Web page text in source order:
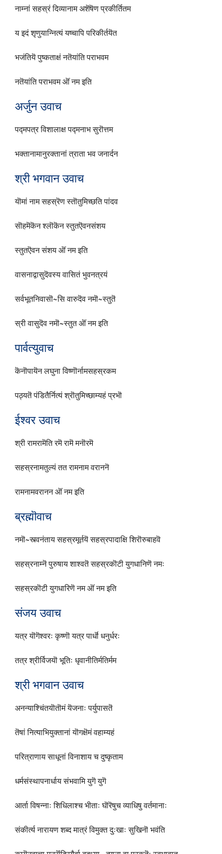
नाम्नां सहस्रं दिव्यानाम अशॆषॆण प्रकीर्तितम
य इदं शृणुयान्नित्यं यष्चापि परिकीर्तयॆत
भजंतियॆ पुष्कताक्षं नतॆयांति पराभवम
नतॆयांति पराभवम ऒं नम इति
अर्जुन उवाच
पद्मपत्र विशालाक्ष पद्मनाभ सुरॊत्तम
भक्तानामानुरक्तानां त्राता भव जनार्दन
श्री भगवान उवाच
यॊमां नाम सहस्रॆण स्तॊतुमिच्छति पांदव
सॊहमॆकॆन श्लॊकॆन स्तुत‌ऎवनसंशय
स्तुत‌ऎवन संशय ऒं नम इति
वासनाद्वासुदॆवस्य वासितं भुवनत्रयं
सर्वभूतनिवासॊ~सि वारुदॆव नमॊ~स्तुतॆ
स्री वासुदॆव नमॊ~स्तुत ऒं नम इति
पार्वत्युवाच
कॆनॊपायॆन लघुना विष्णॊर्नामसहस्रकम
पठ्यतॆ पंडितैर्नित्यं श्रॊतुमिच्छाम्यहं प्रभॊ
ईश्वर उवाच
श्री रामरामॆति रमॆ रामॆ मनॊरमॆ
सहस्रनामतुल्यं तत रामनाम वराननॆ
रामनामवरानन ऒं नम इति
ब्रह्मॊवाच
नमॊ~स्त्वनंताय सहस्रमूर्तयॆ सहस्रपादाक्षि शिरॊरुबाहवॆ
सहस्रनाम्नॆ पुरुषाय शाश्वतॆ सहस्रकॊटी युगधानिणॆ नमः
सहस्रकॊटी युगधारिणॆ नम ऒं नम इति
संजय उवाच
यत्र यॊगॆश्वरः कृष्णॊ यत्र पार्धॊ धनुर्धरः
तत्र श्रीर्विजयॊ भूतिः धृवानीतिर्मतिर्मम
श्री भगवान उवाच
अनन्याश्चिंतयॊतॊमं यॆजनाः पर्युपासतॆ
तॆषां नित्याभियुक्तानां यॊगक्षॆमं वहाम्यहं
परित्राणाय साधूनां विनाशाय च दुष्कृताम
धर्मसंस्थापनार्धाय संभवामि युगॆ युगॆ
आर्ता विषन्नाः शिधिलाश्च भीताः घॊरॆषुच व्याधिषु वर्तमानाः
संकीर्त्य नारायण शब्द मात्रं विमुक्त दुःखाः सुखिनॊ भवंति